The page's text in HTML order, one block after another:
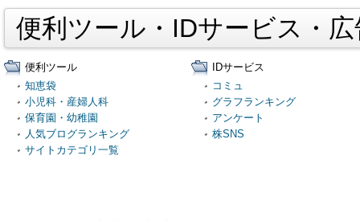
便利ツール・IDサービス・
便利ツール
知恵袋
小児科・産婦人科
保育園・幼稚園
人気ブログランキング
サイトカテゴリ一覧
IDサービス
コミュ
グラフランキング
アンケート
株SNS